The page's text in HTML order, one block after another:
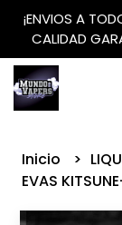
¡ENVIOS A
CALIDAD
Inicio
EVAS